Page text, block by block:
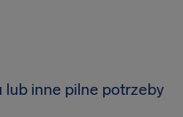
inne pilne potrzeby